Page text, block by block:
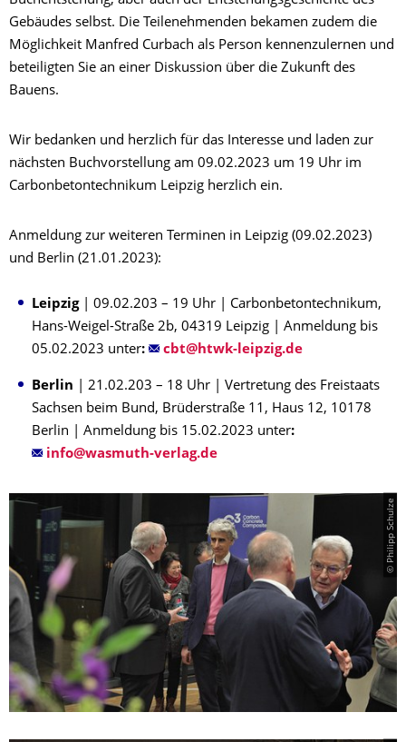
Gebäudes selbst. Die Teilenehmenden bekamen zudem die
Möglichkeit Manfred Curbach als Person kennenzulernen und
beteiligten Sie an einer Diskussion über die Zukunft des
Bauens.
Wir bedanken und herzlich für das Interesse und laden zur
nächsten Buchvorstellung am 09.02.2023 um 19 Uhr im
Carbonbetontechnikum Leipzig herzlich ein.
Anmeldung zur weiteren Terminen in Leipzig (09.02.2023)
und Berlin (21.01.2023):
Leipzig| 09.02.203 – 19 Uhr | Carbonbetontechnikum,
Hans-Weigel-Straße 2b, 04319 Leipzig | Anmeldung bis
05.02.2023 unter:
Berlin | 21.02.203 – 18 Uhr | Vertretung des Freistaats
Sachsen beim Bund, Brüderstraße 11, Haus 12, 10178
Berlin | Anmeldung bis 15.02.2023 unter:
© Philipp Schulze